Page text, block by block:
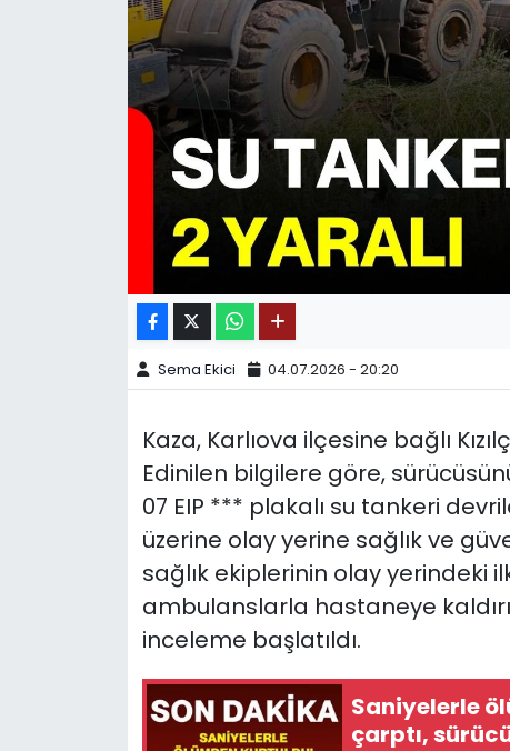
Sema Ekici 04.07.2026 - 20:20
Kaza, Karlıova ilçesine bağlı
Edinilen bilgilere göre,
07 EIP *** plakalı su tankeri
üzerine olay yerine sağlık ve
sağlık ekiplerinin olay yerindeki
ambulanslarla hastaneye
inceleme başlatıldı.
Saniyelerle
çarptı,
11:11 MANŞET